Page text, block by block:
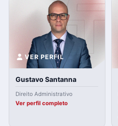
VER PERFIL
Gustavo Santanna
Direito Administrativo
Ver perfil completo